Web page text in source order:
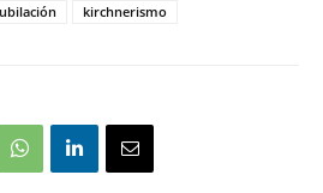
kirchnerismo